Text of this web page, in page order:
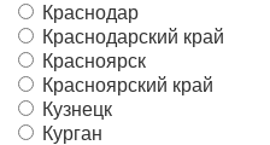
Краснодар
Краснодарский край
Красноярск
Красноярский край
Кузнецк
Курган